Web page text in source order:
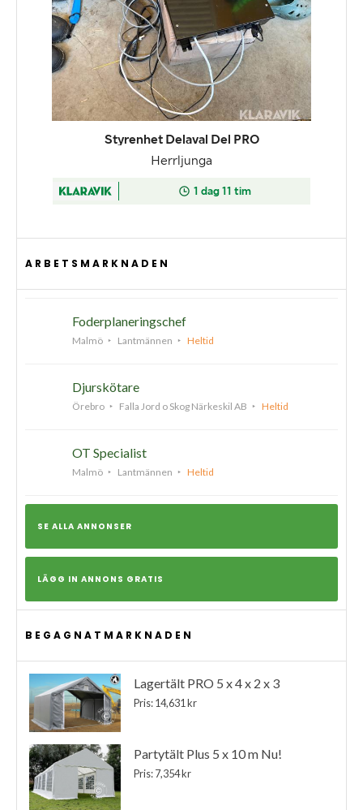
ARBETSMARKNADEN
Foderplaneringschef
Malmö Lantmännen Heltid
Djurskötare
Örebro Falla Jord o Skog Närkeskil AB Heltid
OT Specialist
Malmö Lantmännen Heltid
SE ALLA ANNONSER
LÄGG IN ANNONS GRATIS
BEGAGNATMARKNADEN
Lagertält PRO 5 x 4 x 2 x 3
Pris: 14,631 kr
Partytält Plus 5 x 10 m Nu!
Pris: 7,354 kr